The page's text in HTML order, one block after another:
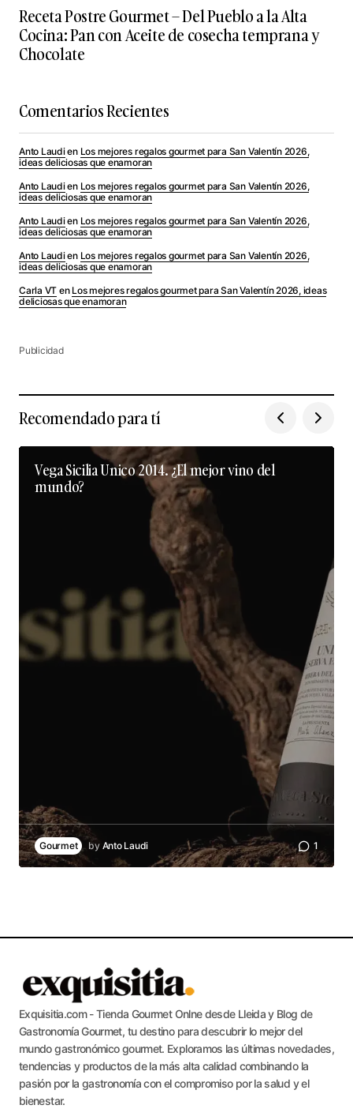
Receta Postre Gourmet – Del Pueblo a la Alta
Cocina: Pan con Aceite de cosecha temprana y
Chocolate
Comentarios Recientes
Anto Laudien Los mejores regalos gourmet para San Valentín 2026,
ideas deliciosas que enamoran
Anto Laudien Los mejores regalos gourmet para San Valentín 2026,
ideas deliciosas que enamoran
Anto Laudien Los mejores regalos gourmet para San Valentín 2026,
ideas deliciosas que enamoran
Anto Laudien Los mejores regalos gourmet para San Valentín 2026,
ideas deliciosas que enamoran
Carla VT en Los mejores regalos gourmet para San Valentín 2026, ideas
deliciosas que enamoran
Publicidad
Recomendado para tí
Vega Sicilia Unico 2014. ¿El mejor vino del
mundo?
Gourmet by Anto Laudi 1
Exquisitia.com - Tienda Gourmet Onlne desde Lleida y Blog de
Gastronomía Gourmet, tu destino para descubrir lo mejor del
mundo gastronómico gourmet. Exploramos las últimas novedades,
tendencias y productos de la más alta calidad combinando la
pasión por la gastronomía con el compromiso por la salud y el
bienestar.